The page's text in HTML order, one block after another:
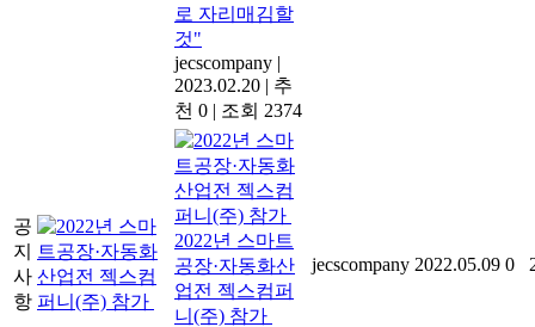
로 자리매김할
것"
jecscompany |
2023.02.20 | 추
천 0 | 조회 2374
공
지
사
항
2022년 스마트
공장·자동화산
업전 젝스컴퍼
니(주) 참가
jecscompany 2022.05.09 0